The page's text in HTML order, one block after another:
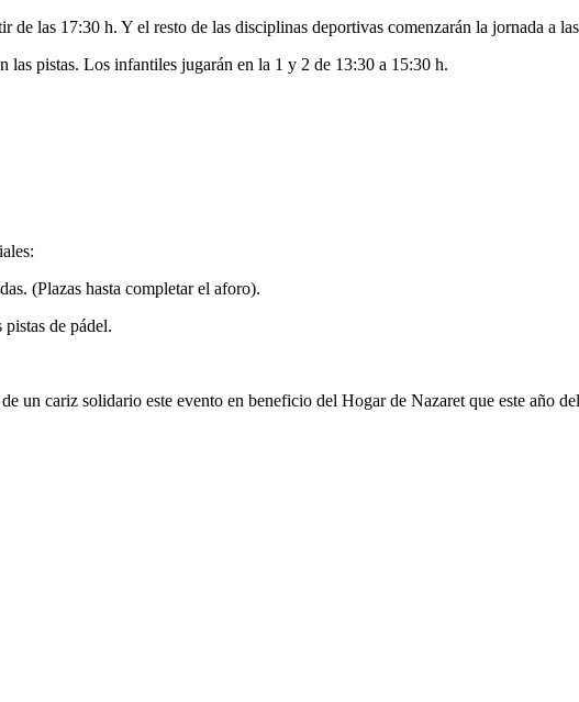
de las 17:30 h. Y el resto de las disciplinas deportivas comenzarán la jornada a
las pistas. Los infantiles jugarán en la 1 y 2 de 13:30 a 15:30 h.
(Plazas hasta completar el aforo).
de pádel.
un cariz solidario este evento en beneficio del Hogar de Nazaret que este año